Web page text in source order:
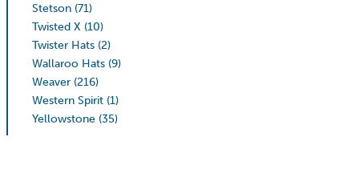
Stetson (71)
Twisted X (10)
Twister Hats (2)
Wallaroo Hats (9)
Weaver (216)
Western Spirit (1)
Yellowstone (35)